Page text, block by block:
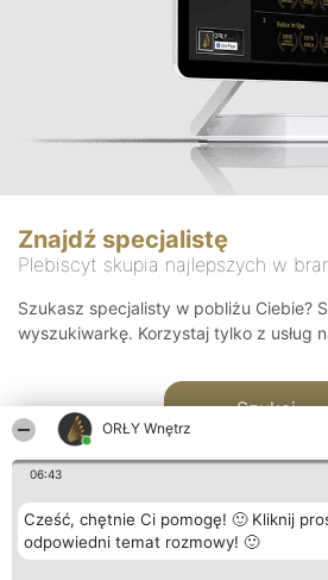
ORŁY Wnętrz
06:43
Cześć, chętnie Ci pomogę! 🙂 Kliknij
odpowiedni temat rozmowy! 🙂
Znajdź specjalistę
Plebiscyt skupia najlepszych w
Szukasz specjalisty w pobliżu Ciebie?
wyszukiwarkę. Korzystaj tylko z usług
Szukaj